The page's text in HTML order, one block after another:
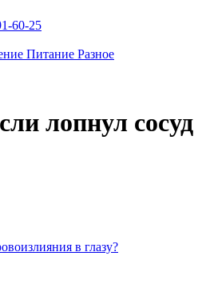
60-25
Питание Разное
лопнул сосуд
в глазу?